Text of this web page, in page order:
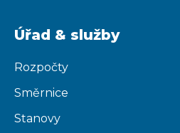
Úřad & služby
Rozpočty
Směrnice
Stanovy